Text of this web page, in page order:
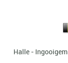
Halle -